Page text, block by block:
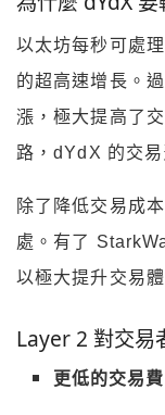
以太坊每秒可處
的超高速增長。
漲，極大提高了
路，dYdX 的交
除了降低交易成
處。有了
以極大提升交易
Layer 2 對交易
更低的交易費